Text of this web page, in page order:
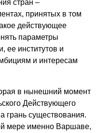
стран –
принятых в том
действующее
параметры
ее институтов и
и интересам
в нынешний момент
Действующего
грань существования.
мере именно Варшаве,